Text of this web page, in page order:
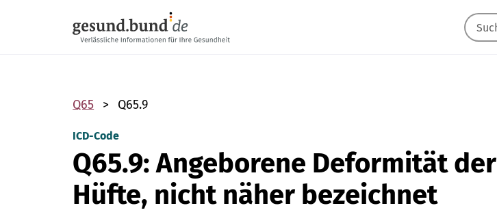
Q65 Q65.9
ICD-Code
Q65.9: Angeborene Deformität der
Hüfte, nicht näher bezeichnet